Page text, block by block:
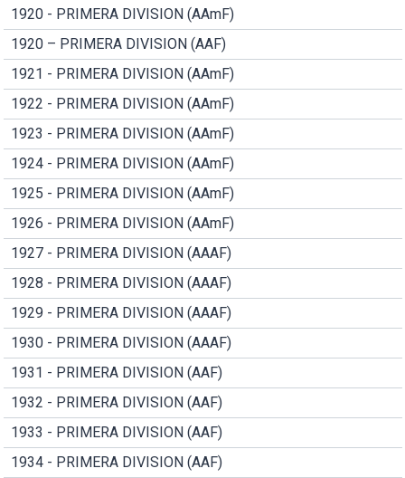
1920 - PRIMERA DIVISION (AAmF)
1920 – PRIMERA DIVISION (AAF)
1921 - PRIMERA DIVISION (AAmF)
1922 - PRIMERA DIVISION (AAmF)
1923 - PRIMERA DIVISION (AAmF)
1924 - PRIMERA DIVISION (AAmF)
1925 - PRIMERA DIVISION (AAmF)
1926 - PRIMERA DIVISION (AAmF)
1927 - PRIMERA DIVISION (AAAF)
1928 - PRIMERA DIVISION (AAAF)
1929 - PRIMERA DIVISION (AAAF)
1930 - PRIMERA DIVISION (AAAF)
1931 - PRIMERA DIVISION (AAF)
1932 - PRIMERA DIVISION (AAF)
1933 - PRIMERA DIVISION (AAF)
1934 - PRIMERA DIVISION (AAF)